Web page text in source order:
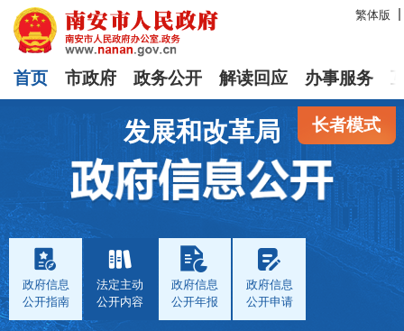
繁体版
首页 市政府 政务公开 解读回应 办事服务
长者模式
发展和改革局
政府信息
公开指南
法定主动
公开内容
政府信息
公开年报
政府信息
公开申请